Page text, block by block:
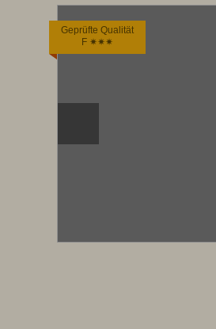
Geprüfte Qualität
F ✷✷✷